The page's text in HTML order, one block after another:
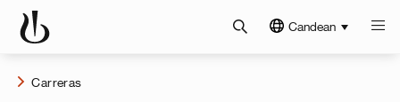
Candean
Carreras